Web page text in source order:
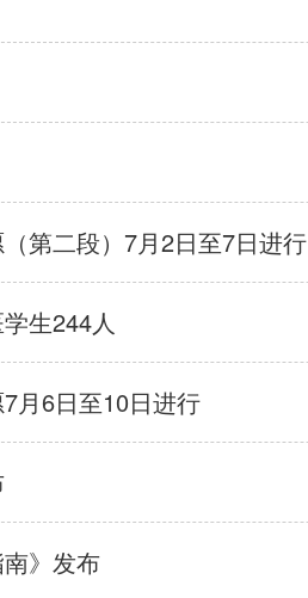
第二段）7月2日至7日进行
生244人
月6日至10日进行
》发布